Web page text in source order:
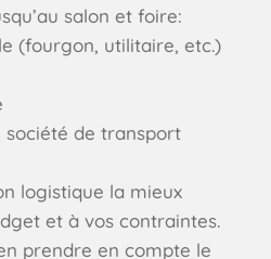
salon et foire:
(fourgon, utilitaire, etc.)
société de transport
logistique la mieux
et à vos contraintes.
prendre en compte le